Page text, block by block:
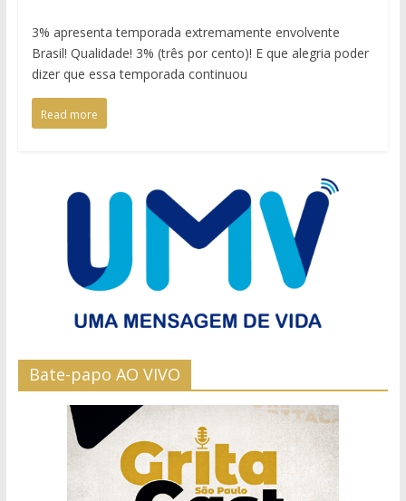
3% apresenta temporada extremamente envolvente
Brasil! Qualidade! 3% (três por cento)! E que alegria poder
dizer que essa temporada continuou
Read more
Bate-papo AO VIVO